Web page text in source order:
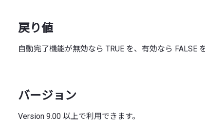
戻り値
自動完了機能が無効なら TRUE を、有効なら FALSE
バージョン
Version 9.00 以上で利用できます。